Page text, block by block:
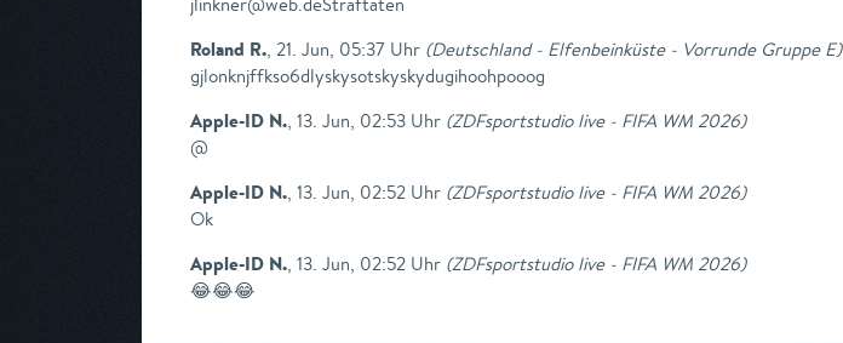
Roland R., 21. Jun, 05:37 Uhr (Deutschland - Elfenbeinküste - Vorrunde Gruppe E)
gjlonknjffkso6dlyskysotskyskydugihoohpooog
Apple-ID N., 13. Jun, 02:53 Uhr (ZDFsportstudio live - FIFA WM 2026)
@
Apple-ID N., 13. Jun, 02:52 Uhr (ZDFsportstudio live - FIFA WM 2026)
Ok
Apple-ID N., 13. Jun, 02:52 Uhr (ZDFsportstudio live - FIFA WM 2026)
😂😂😂